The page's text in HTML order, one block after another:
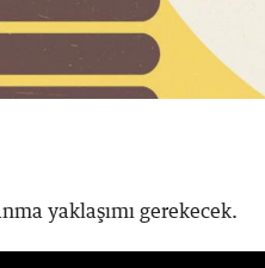
yaklaşımı gerekecek.